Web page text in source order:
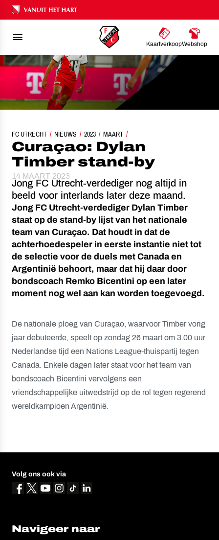
Ons nalatenschap
KaartverkoopWebshop
FC UTRECHT NIEUWS 2023 MAART
CURAÇAO: DYLAN TIMBER STAND-BY
Curaçao: Dylan
Timber stand-by
14 MAART 2023
Jong FC Utrecht-verdediger nog altijd in
beeld voor interlands later deze maand.
Jong FC Utrecht-verdediger Dylan Timber
staat op de stand-by lijst van het nationale
team van Curaçao. Dat houdt in dat de
achterhoedespeler in eerste instantie niet tot
de selectie voor de duels met Canada en
Argentinië behoort, maar dat hij daar door
bondscoach Remko Bicentini op een later
moment nog wel aan kan worden toegevoegd.
De nationale ploeg van Curaçao, waarvoor Timber vorig
jaar debuteerde, speelt op zondag 26 maart om 3.00 uur
Nederlandse tijd een Nations League-thuispartij tegen
Canada. Enkele dagen later staat voor het team van
bondscoach Bicentini vervolgens een
vriendschappelijke uitwedstrijd op de rol tegen regerend
wereldkampioen Argentinië.
Volg ons ook via
Navigeer naar